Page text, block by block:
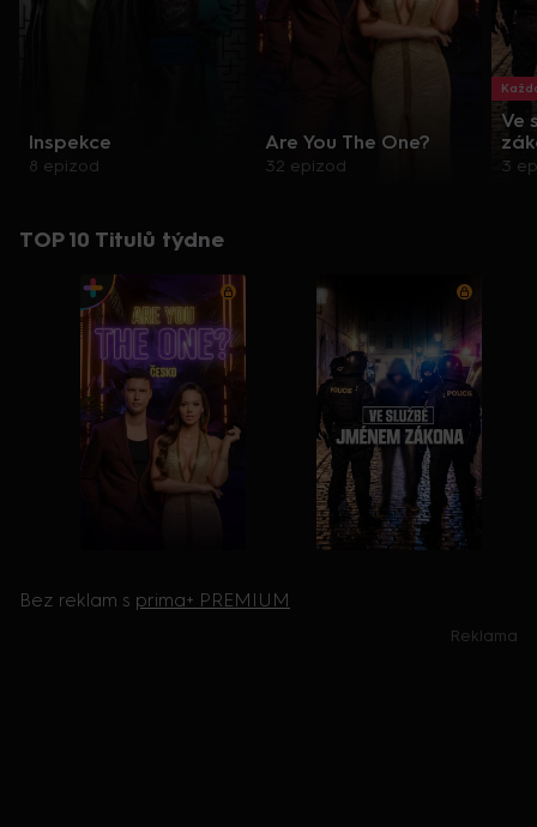
Inspekce
8 epizod
Are You The One?
32 epizod
Ve
3
TOP 10 Titulů týdne
Bez reklam s prima+ PREMIUM
Reklama